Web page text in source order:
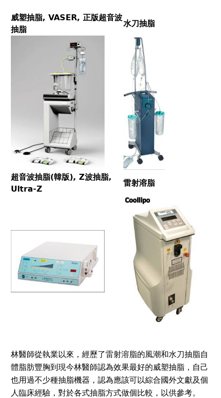
威塑抽脂, VASER, 正版超音波
抽脂
水刀抽脂
超音波抽脂(韓版), Z波抽脂,
Ultra-Z
雷射溶脂
林醫師從執業以來，經歷了雷射溶脂的風潮和水刀抽脂自
體脂肪豐胸到現今林醫師認為效果最好的威塑抽脂 ，自己
也用過不少種抽脂機器，認為應該可以綜合國外文獻及個
人臨床經驗，對於各式抽脂方式做個比較，以供參考。